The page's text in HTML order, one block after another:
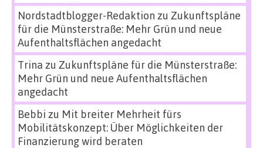
Nordstadtblogger-Redaktion zu Zukunftspläne
für die Münsterstraße: Mehr Grün und neue
Aufenthaltsflächen angedacht
Trina zu Zukunftspläne für die Münsterstraße:
Mehr Grün und neue Aufenthaltsflächen
angedacht
Bebbi zu Mit breiter Mehrheit fürs
Mobilitätskonzept: Über Möglichkeiten der
Finanzierung wird beraten